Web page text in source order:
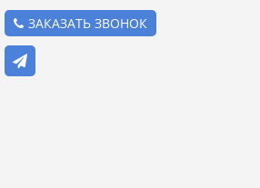
ЗАКАЗАТЬ ЗВОНОК